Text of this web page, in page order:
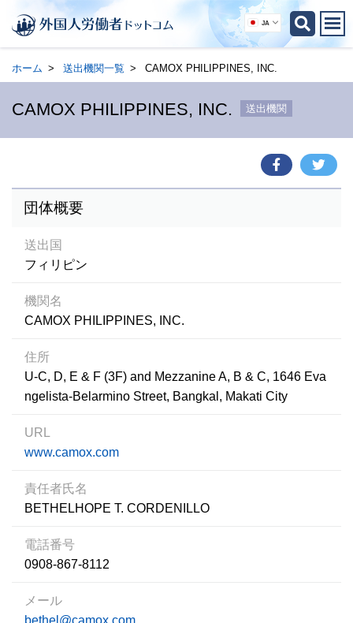
JA
ホーム 送出機関一覧 CAMOX PHILIPPINES, INC.
CAMOX PHILIPPINES, INC. 送出機関
団体概要
送出国
フィリピン
機関名
CAMOX PHILIPPINES, INC.
住所
U-C, D, E & F (3F) and Mezzanine A, B & C, 1646 Eva
ngelista-Belarmino Street, Bangkal, Makati City
URL
www.camox.com
責任者氏名
BETHELHOPE T. CORDENILLO
電話番号
0908-867-8112
メール
bethel@camox.com